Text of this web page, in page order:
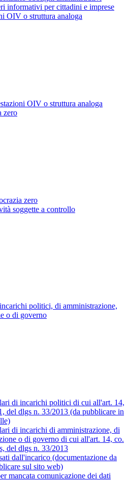
informativi per cittadini e imprese
OIV o struttura analoga
OIV o struttura analoga
zero
zero
soggette a controllo
politici, di amministrazione,
o di governo
di incarichi politici di cui all'art. 14,
del dlgs n. 33/2013 (da pubblicare in
di incarichi di amministrazione, di
o di governo di cui all'art. 14, co.
del dlgs n. 33/2013
dall'incarico (documentazione da
sul sito web)
mancata comunicazione dei dati